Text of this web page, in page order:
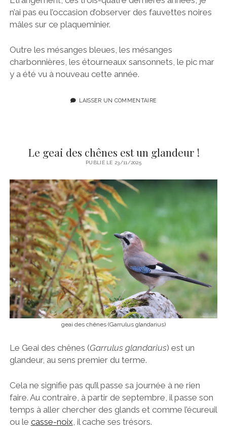
n’ai pas eu l’occasion d’observer des fauvettes noires
mâles sur ce plaqueminier.
Outre les mésanges bleues, les mésanges
charbonnières, les étourneaux sansonnets, le pic mar
y a été vu à nouveau cette année.
LAISSER UN COMMENTAIRE
Le geai des chênes est un glandeur !
PUBLIÉ LE 23/11/2025
geai des chênes (Garrulus glandarius)
Le Geai des chênes (Garrulus glandarius) est un
glandeur, au sens premier du terme.
Cela ne signifie pas qu’il passe sa journée à ne rien
faire. Au contraire, à partir de septembre, il passe son
temps à aller chercher des glands et comme l’écureuil
ou le casse-noix , il cache ses trésors.